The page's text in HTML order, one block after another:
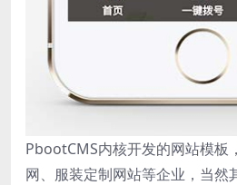
PbootCMS内核开发的网站模板
网、服装定制网站等企业，当然